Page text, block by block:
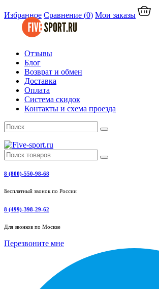
Избранное Сравнение (0) Мои заказы
Отзывы
Блог
Возврат и обмен
Доставка
Оплата
Система скидок
Контакты и схема проезда
8 (800)-550-98-68
Бесплатный звонок по России
8 (499)-398-29-62
Для звонков по Москве
Перезвоните мне